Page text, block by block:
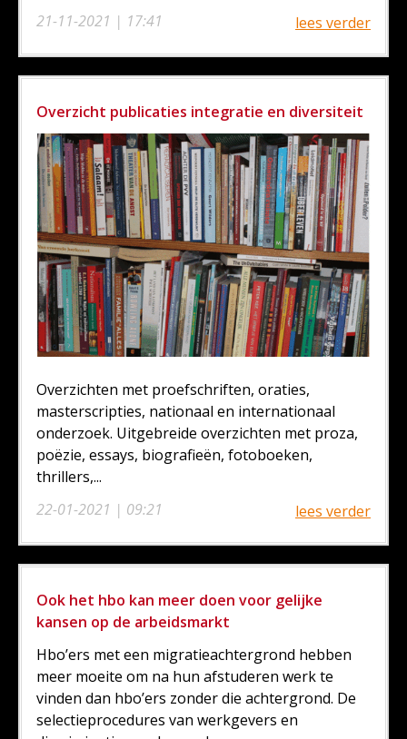
21-11-2021 | 17:41
lees verder
Overzicht publicaties integratie en diversiteit
22-01-2021 | 09:21
Overzichten met proefschriften, oraties,
masterscripties, nationaal en internationaal
onderzoek. Uitgebreide overzichten met proza,
poëzie, essays, biografieën, fotoboeken,
thrillers,...
lees verder
Ook het hbo kan meer doen voor gelijke
kansen op de arbeidsmarkt
Hbo’ers met een migratieachtergrond hebben
meer moeite om na hun afstuderen werk te
vinden dan hbo’ers zonder die achtergrond. De
selectieprocedures van werkgevers en